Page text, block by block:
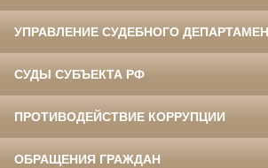
УПРАВЛЕНИЕ СУДЕБНОГО
СУДЫ СУБЪЕКТА РФ
ПРОТИВОДЕЙСТВИЕ КОРРУПЦИИ
ОБРАЩЕНИЯ ГРАЖДАН